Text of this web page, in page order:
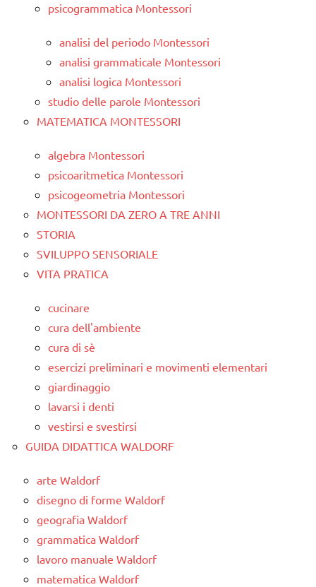
psicogrammatica Montessori
analisi del periodo Montessori
analisi grammaticale Montessori
analisi logica Montessori
studio delle parole Montessori
MATEMATICA MONTESSORI
algebra Montessori
psicoaritmetica Montessori
psicogeometria Montessori
MONTESSORI DA ZERO A TRE ANNI
STORIA
SVILUPPO SENSORIALE
VITA PRATICA
cucinare
cura dell'ambiente
cura di sè
esercizi preliminari e movimenti elementari
giardinaggio
lavarsi i denti
vestirsi e svestirsi
GUIDA DIDATTICA WALDORF
arte Waldorf
disegno di forme Waldorf
geografia Waldorf
grammatica Waldorf
lavoro manuale Waldorf
matematica Waldorf